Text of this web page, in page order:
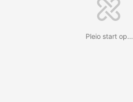
Pleio start op...